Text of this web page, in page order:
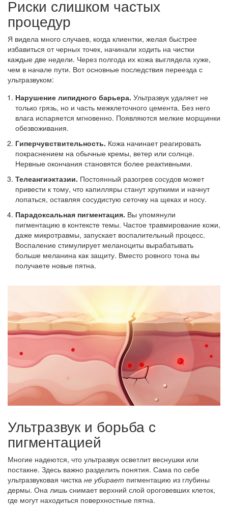
Риски слишком частых
процедур
Я видела много случаев, когда клиентки, желая быстрее
избавиться от черных точек, начинали ходить на чистки
каждые две недели. Через полгода их кожа выглядела хуже,
чем в начале пути. Вот основные последствия переезда с
ультразвуком:
Нарушение липидного барьера. Ультразвук удаляет не
только грязь, но и часть межклеточного цемента. Без него
влага испаряется мгновенно. Появляются мелкие морщинки
обезвоживания.
Гиперчувствительность. Кожа начинает реагировать
покраснением на обычные кремы, ветер или солнце.
Нервные окончания становятся более реактивными.
Телеангиэктазии. Постоянный разогрев сосудов может
привести к тому, что капилляры станут хрупкими и начнут
лопаться, оставляя сосудистую сеточку на щеках и носу.
Парадоксальная пигментация. Вы упомянули
пигментацию в контексте темы. Частое травмирование кожи,
даже микротравмы, запускает воспалительный процесс.
Воспаление стимулирует меланоциты вырабатывать
больше меланина как защиту. Вместо ровного тона вы
получаете новые пятна.
Ультразвук и борьба с
пигментацией
Многие надеются, что ультразвук осветлит веснушки или
постакне. Здесь важно разделить понятия. Сама по себе
ультразвуковая чистка не убирает пигментацию из глубины
дермы. Она лишь снимает верхний слой ороговевших клеток,
где могут находиться поверхностные пятна.